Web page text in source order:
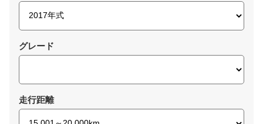
グレード
走行距離